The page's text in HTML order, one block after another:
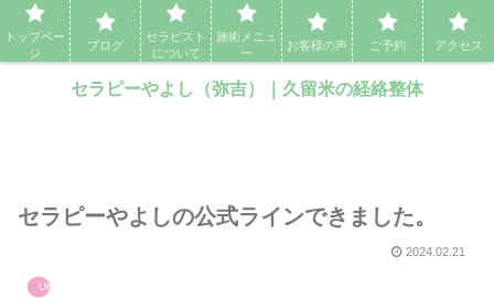
セラピーやよし（弥吉）｜久留米の経絡整体・アロママッサージ・エステ
セラピーやよし（弥吉）｜久留米の経絡整体
セラピーやよしの公式ラインできました。
2024.02.21
Uncategorized
トップペー
ジ
ブログ
セラピスト
について
施術メニュ
ー
お客様の声 ご予約 アクセス